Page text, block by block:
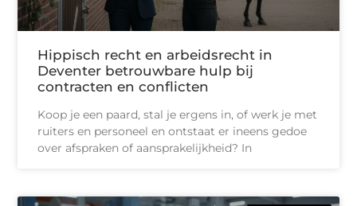
Hippisch recht en arbeidsrecht in
Deventer betrouwbare hulp bij
contracten en conflicten
Koop je een paard, stal je ergens in, of werk je met
ruiters en personeel en ontstaat er ineens gedoe
over afspraken of aansprakelijkheid? In